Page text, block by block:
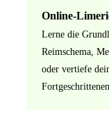
Online-
Lerne die
Reimschema,
oder vertiefe